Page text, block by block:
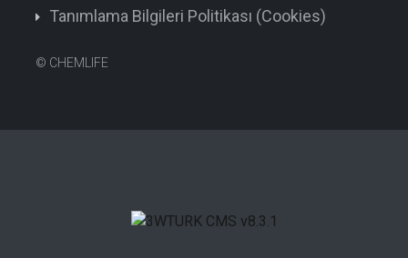
Tanımlama Bilgileri Politikası (Cookies)
© CHEMLIFE